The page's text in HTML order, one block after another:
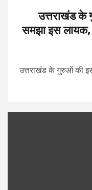
उत्तराखंड के
समझा इस लायक,
उत्तराखंड के गुरुओं की